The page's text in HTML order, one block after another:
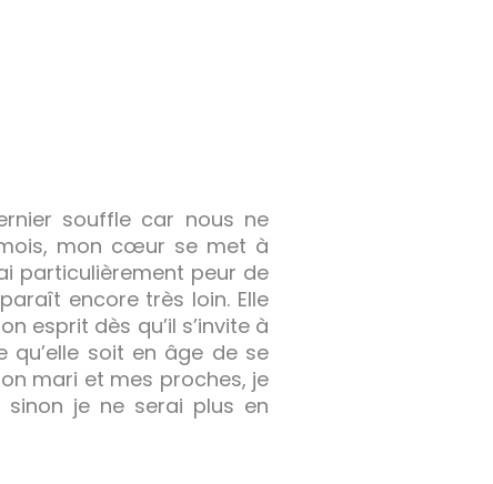
souffle car nous ne
mon cœur se met à
particulièrement peur de
encore très loin. Elle
esprit dès qu’il s’invite à
qu’elle soit en âge de se
mari et mes proches, je
sinon je ne serai plus en